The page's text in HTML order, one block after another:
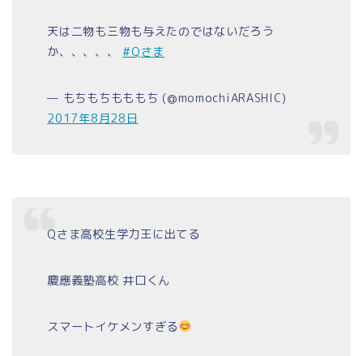
天は二物も三物も与えたのではないだろう
か、、、、、#Qさま
— もちもちもももち (@momochiARASHIC)
2017年8月28日
Qさま高校生学力王に出てる
慶應義塾高校 井口くん
スマートイケメンすぎる